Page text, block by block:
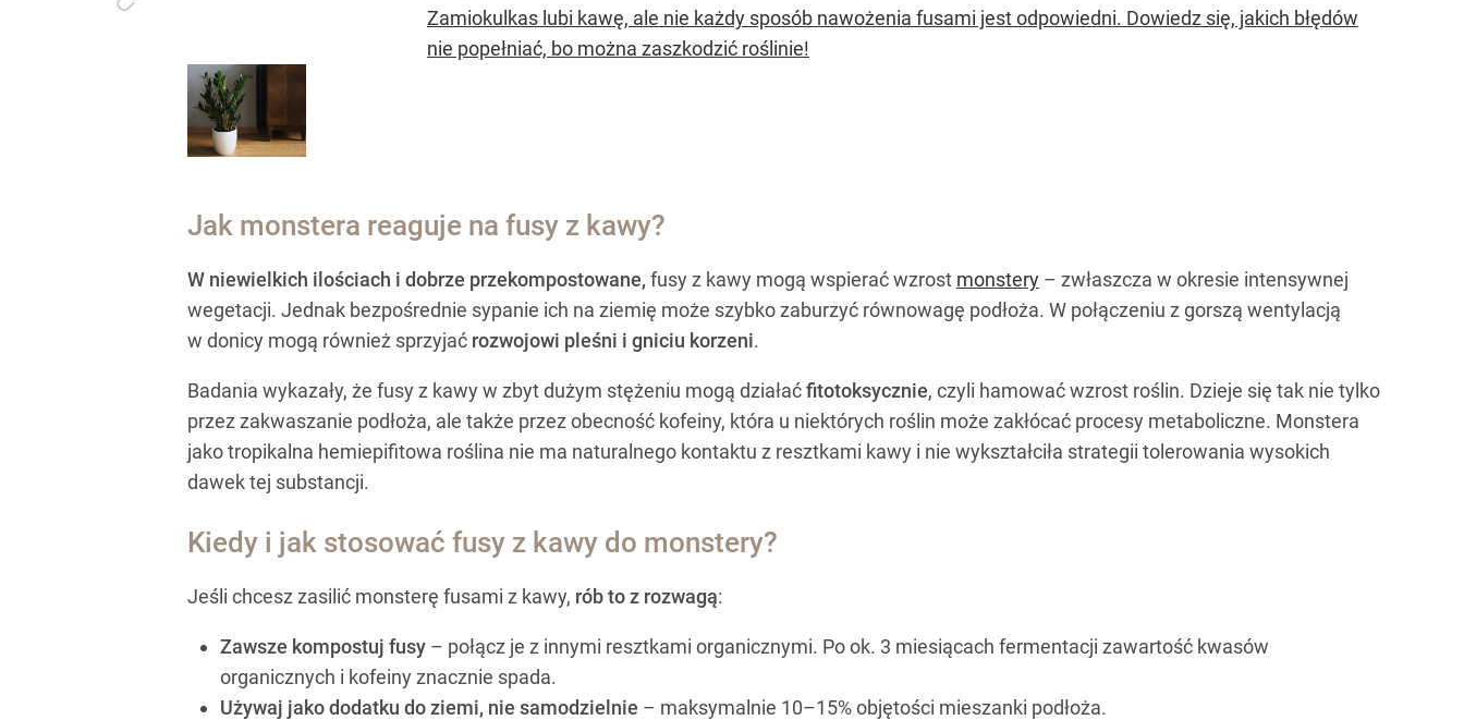
Zamiokulkas lubi kawę, ale nie każdy sposób nawożenia fusami jest odpowiedni. Dowiedz się, jakich błędów
nie popełniać, bo można zaszkodzić roślinie!
Jak monstera reaguje na fusy z kawy?
W niewielkich ilościach i dobrze przekompostowane, fusy z kawy mogą wspierać wzrost monstery – zwłaszcza w okresie intensywnej
wegetacji. Jednak bezpośrednie sypanie ich na ziemię może szybko zaburzyć równowagę podłoża. W połączeniu z gorszą wentylacją
w donicy mogą również sprzyjać rozwojowi pleśni i gniciu korzeni.
Badania wykazały, że fusy z kawy w zbyt dużym stężeniu mogą działaćfitotoksycznie, czyli hamować wzrost roślin. Dzieje się tak nie tylko
przez zakwaszanie podłoża, ale także przez obecność kofeiny, która u niektórych roślin może zakłócać procesy metaboliczne. Monstera
jako tropikalna hemiepifitowa roślina nie ma naturalnego kontaktu z resztkami kawy i nie wykształciła strategii tolerowania wysokich
dawek tej substancji.
Kiedy i jak stosować fusy z kawy do monstery?
Jeśli chcesz zasilić monsterę fusami z kawy, rób to z rozwagą:
Zawsze kompostuj fusy – połącz je z innymi resztkami organicznymi. Po ok. 3 miesiącach fermentacji zawartość kwasów
organicznych i kofeiny znacznie spada.
Używaj jako dodatku do ziemi, nie samodzielnie – maksymalnie 10–15% objętości mieszanki podłoża.